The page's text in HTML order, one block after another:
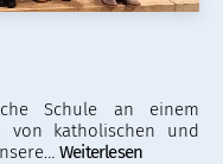
Schule an einem
von katholischen und
Weiterlesen